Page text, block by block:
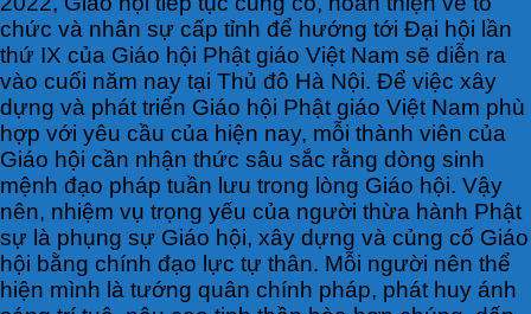
chức và nhân sự cấp tỉnh để hướng tới Đại hội lần
thứ IX của Giáo hội Phật giáo Việt Nam sẽ diễn ra
vào cuối năm nay tại Thủ đô Hà Nội. Để việc xây
dựng và phát triển Giáo hội Phật giáo Việt Nam phù
hợp với yêu cầu của hiện nay, mỗi thành viên của
Giáo hội cần nhận thức sâu sắc rằng dòng sinh
mệnh đạo pháp tuần lưu trong lòng Giáo hội. Vậy
nên, nhiệm vụ trọng yếu của người thừa hành Phật
sự là phụng sự Giáo hội, xây dựng và củng cố Giáo
hội bằng chính đạo lực tự thân. Mỗi người nên thể
hiện mình là tướng quân chính pháp, phát huy ánh